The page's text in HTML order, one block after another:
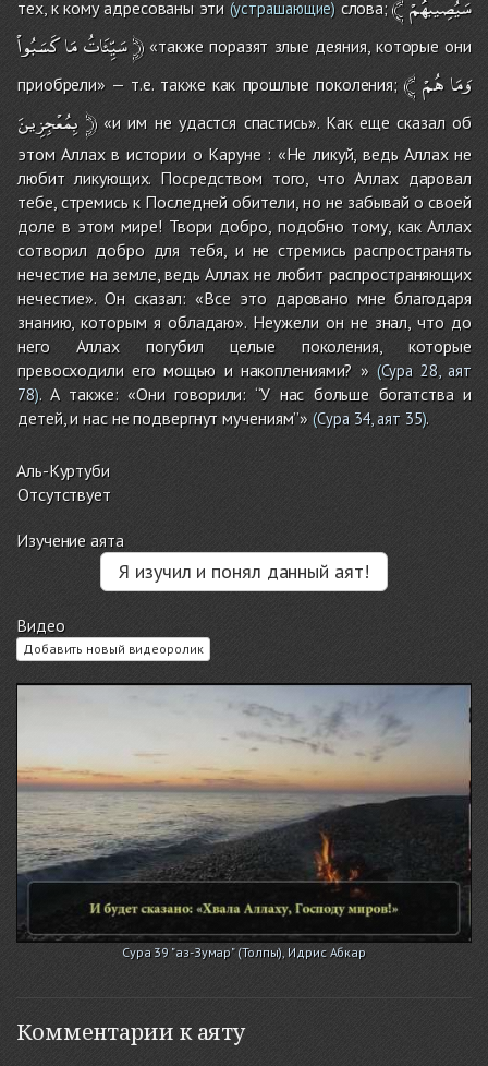
тех, к кому адресованы эти (устрашающие) слова;
سَيِّئَاتُمَاكَسَبُواْ ﴿«также поразят злые деяния, которые они
приобрели» — т.е. также как прошлые поколения;﴾ وَمَاهُمْ
بِمُعْجِزِينَ﴿«и им не удастся спастись». Как еще сказал об
этом Аллах в истории о Каруне : «Не ликуй, ведь Аллах не
любит ликующих. Посредством того, что Аллах даровал
тебе, стремись к Последней обители, но не забывай о своей
доле в этом мире! Твори добро, подобно тому, как Аллах
сотворил добро для тебя, и не стремись распространять
нечестие на земле, ведь Аллах не любит распространяющих
нечестие». Он сказал: «Все это даровано мне благодаря
знанию, которым я обладаю». Неужели он не знал, что до
него Аллах погубил целые поколения, которые
превосходили его мощью и накоплениями? »(Сура 28, аят
78). А также: «Они говорили: ‘‘У нас больше богатства и
детей, и нас не подвергнут мучениям’’» (Сура 34, аят 35).
Аль-Куртуби
Отсутствует
Изучение аята
Я изучил и понял данный аят!
Видео
Добавить новый видеоролик
Сура 39 "аз-Зумар" (Толпы), Идрис Абкар
Комментарии к аяту